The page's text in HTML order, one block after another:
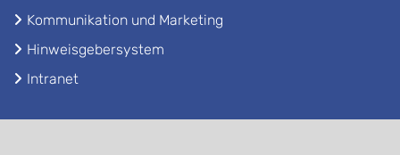
Kommunikation und Marketing
Hinweisgebersystem
Intranet